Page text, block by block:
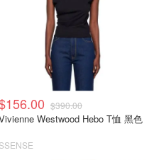
$390.00
Westwood Hebo T恤 黑色
SSENSE